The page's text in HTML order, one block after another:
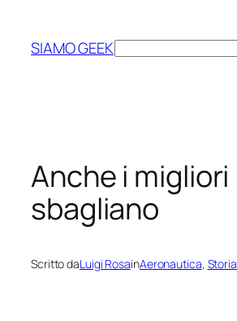
contenuto
SIAMO GEEKCerca
Anche i migliori
sbagliano
Scritto daLuigi RosainAeronautica, Storia